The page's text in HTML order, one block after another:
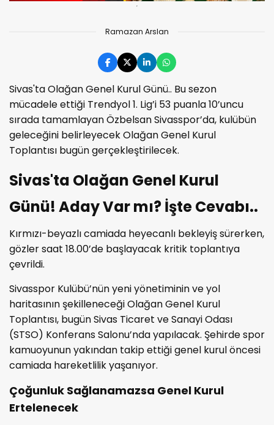
Ramazan Arslan
Sivas'ta Olağan Genel Kurul Günü.. Bu sezon
mücadele ettiği Trendyol 1. Lig’i 53 puanla 10’uncu
sırada tamamlayan Özbelsan Sivasspor’da, kulübün
geleceğini belirleyecek Olağan Genel Kurul
Toplantısı bugün gerçekleştirilecek.
Sivas'ta Olağan Genel Kurul
Günü! Aday Var mı? İşte Cevabı..
Kırmızı-beyazlı camiada heyecanlı bekleyiş sürerken,
gözler saat 18.00’de başlayacak kritik toplantıya
çevrildi.
Sivasspor Kulübü’nün yeni yönetiminin ve yol
haritasının şekilleneceği Olağan Genel Kurul
Toplantısı, bugün Sivas Ticaret ve Sanayi Odası
(STSO) Konferans Salonu’nda yapılacak. Şehirde spor
kamuoyunun yakından takip ettiği genel kurul öncesi
camiada hareketlilik yaşanıyor.
Çoğunluk Sağlanamazsa Genel Kurul
Ertelenecek